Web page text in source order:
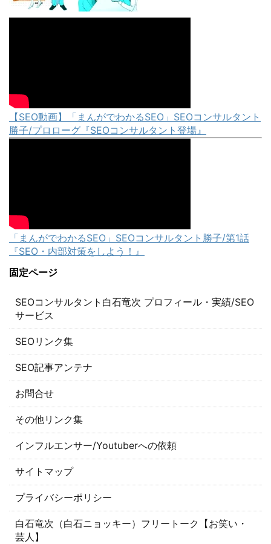
【SEO動画】「まんがでわかるSEO」SEOコンサルタント
勝子/プロローグ『SEOコンサルタント登場』
「まんがでわかるSEO」SEOコンサルタント勝子/第1話
『SEO・内部対策をしよう！』
固定ページ
SEOコンサルタント白石竜次 プロフィール・実績/SEO
サービス
SEOリンク集
SEO記事アンテナ
お問合せ
その他リンク集
インフルエンサー/Youtuberへの依頼
サイトマップ
プライバシーポリシー
白石竜次（白石ニョッキー）フリートーク【お笑い・
芸人】